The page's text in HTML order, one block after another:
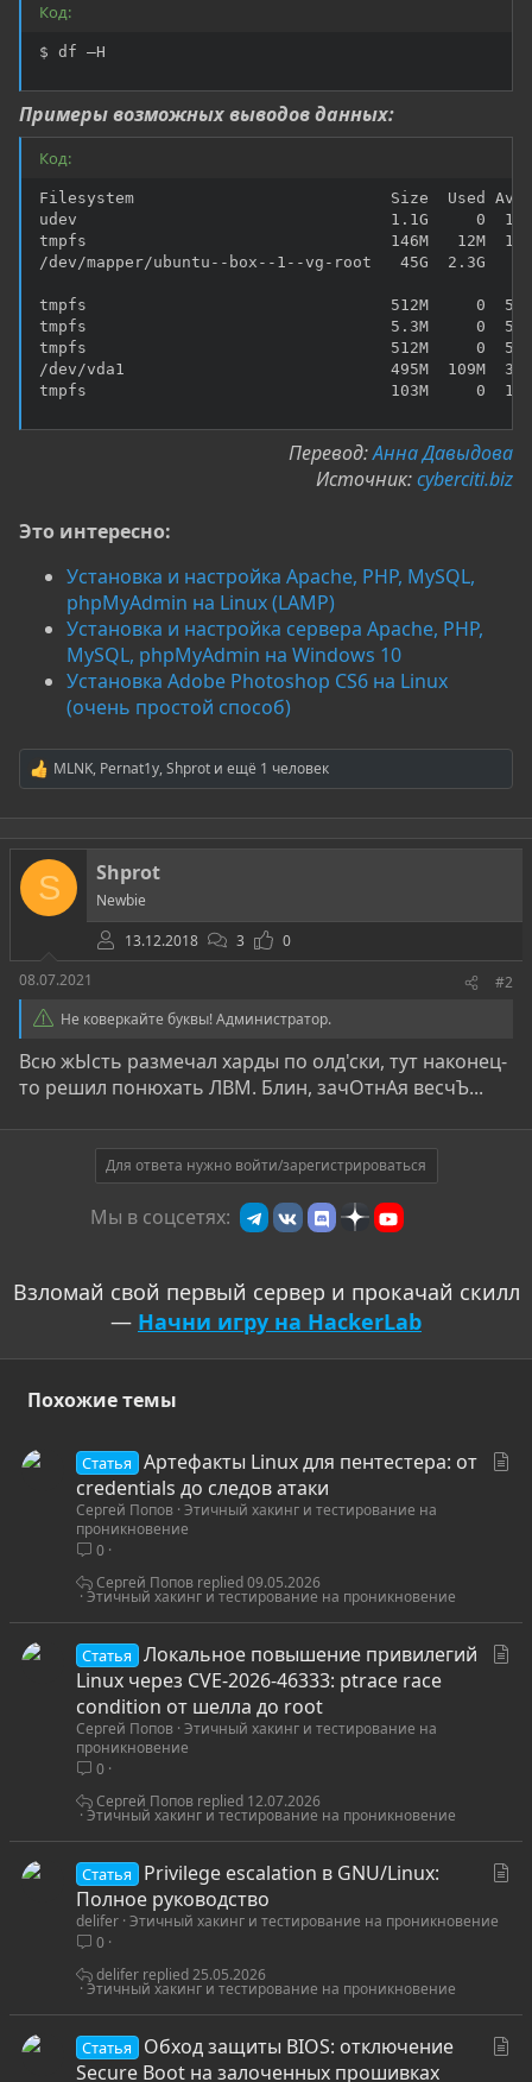
Код:
$ df –H
Примеры возможных выводов данных:
Код:
Filesystem                           Size  Used Avail
udev                                 1.1G     0  1.1G
tmpfs                                146M   12M
/dev/mapper/ubuntu--box--1--vg-root   45G  2.3G
tmpfs                                512M     0  512M
tmpfs                                5.3M     0  5.3M
tmpfs                                512M     0  512M
/dev/vda1                            495M  109M
tmpfs                                103M     0  103M
Перевод:Анна Давыдова
Источник:cyberciti.biz
Это интересно:
Установка и настройка Apache, PHP, MySQL,
phpMyAdmin на Linux (LAMP)
Установка и настройка сервера Apache, PHP,
MySQL, phpMyAdmin на Windows 10
Установка Adobe Photoshop CS6 на Linux
(очень простой способ)
Р
е
а
ц
и
:
MLNK, Pernat1y,Shprot и ещё 1 человек
S Shprot
Newbie
13.12.2018
3
0
08.07.2021
#2
Не коверкайте буквы! Администратор.
Всю жЫсть размечал харды по олд'ски, тут наконец-
то решил понюхать ЛВМ. Блин, зачОтнАя весчЪ...
Для ответа нужно войти/зарегистрироваться
Мы в соцсетях:
Взломай свой первый сервер и прокачай скилл
— Начни игру на HackerLab
Похожие темы
Статья
Артефакты Linux для пентестера: от
credentials до следов атаки
Сергей Попов Этичный хакинг и тестирование на
проникновение
0
Этичный хакинг и тестирование на проникновение
09.05.2026
Сергей Попов
Статья
Локальное повышение привилегий
Linux через CVE-2026-46333: ptrace race
condition от шелла до root
Сергей Попов Этичный хакинг и тестирование на
проникновение
0
Этичный хакинг и тестирование на проникновение
12.07.2026
Сергей Попов
Статья
Privilege escalation в GNU/Linux:
Полное руководство
delifer Этичный хакинг и тестирование на проникновение
0
Этичный хакинг и тестирование на проникновение
25.05.2026
delifer
Статья
Обход защиты BIOS: отключение
Secure Boot на залоченных прошивках